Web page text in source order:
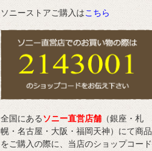
ソニーストアご購入はこちら
全国にあるソニー直営店舗 （銀座・札
幌・名古屋・大阪・福岡天神）にて商品
をご購入の際に、当店のショップコード